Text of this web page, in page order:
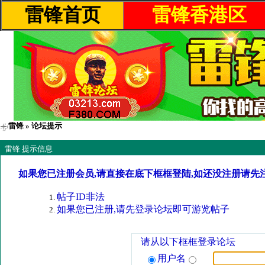
雷锋首页 雷锋香港区
雷锋 » 论坛提示
雷锋 提示信息
如果您已注册会员,请直接在底下框框登陆,如还没注册请先
帖子ID非法
如果您已注册,请先登录论坛即可游览帖子
请从以下框框登录论坛
用户名